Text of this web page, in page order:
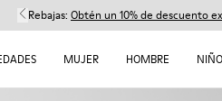
Rebajas: Obtén un 10% de descuento
MUJER HOMBRE